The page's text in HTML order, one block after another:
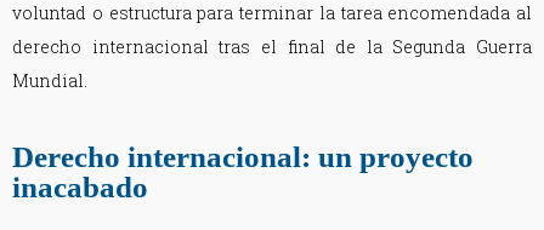
voluntad o estructura para terminar la tarea encomendada al
derecho internacional tras el final de la Segunda Guerra
Mundial.
Derecho internacional: un proyecto
inacabado